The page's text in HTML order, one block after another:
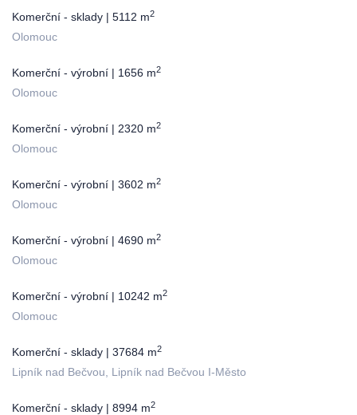
Komerční - sklady | 5112 m2
Olomouc
Komerční - výrobní | 1656 m2
Olomouc
Komerční - výrobní | 2320 m2
Olomouc
Komerční - výrobní | 3602 m2
Olomouc
Komerční - výrobní | 4690 m2
Olomouc
Komerční - výrobní | 10242 m2
Olomouc
Komerční - sklady | 37684 m2
Lipník nad Bečvou, Lipník nad Bečvou I-Město
Komerční - sklady | 8994 m2